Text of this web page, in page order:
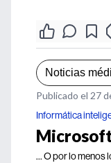
Noticias
Publicado el 27
Informática
... O por lo menos